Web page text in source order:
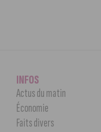
INFOS
Actus du matin
Économie
Faits divers